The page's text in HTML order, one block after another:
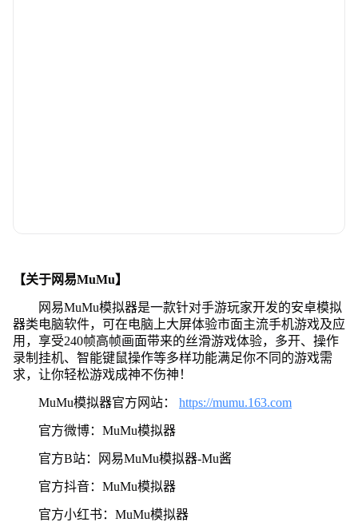
【关于网易MuMu】
网易MuMu模拟器是一款针对手游玩家开发的安卓模拟
器类电脑软件，可在电脑上大屏体验市面主流手机游戏及应
用，享受240帧高帧画面带来的丝滑游戏体验，多开、操作
录制挂机、智能键鼠操作等多样功能满足你不同的游戏需
求，让你轻松游戏成神不伤神！
MuMu模拟器官方网站： https://mumu.163.com
官方微博：MuMu模拟器
官方B站：网易MuMu模拟器-Mu酱
官方抖音：MuMu模拟器
官方小红书：MuMu模拟器